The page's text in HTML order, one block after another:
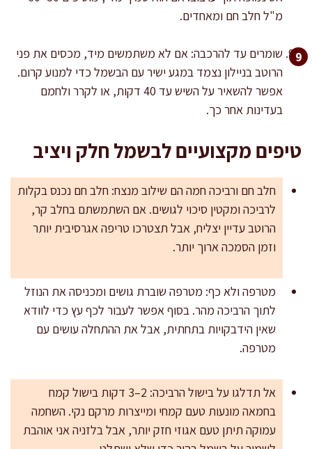
מ"ל חלב חם ומאחדים.
שומרים עד להרכבה: אם לא משתמשים מיד, מכסים את פני
הרוטב בניילון נצמד במגע ישיר עם הבשמל כדי למנוע קרום.
אפשר להשאיר על השיש עד 40 דקות, או לקרר ולחמם
בעדינות אחר כך.
טיפים מקצועיים לבשמל חלק ויציב
חלב חם ורביכה חמה הם שילוב מנצח: חלב חם נכנס בקלות
לרביכה ומקטין סיכוי לגושים. אם השתמשתם בחלב קר,
הרוטב עדיין יצליח, אבל תצטרכו טריפה אגרסיבית יותר
וזמן הסמכה ארוך יותר.
מטרפה ולא כף: מטרפה שוברת גושים ומכניסה את הנוזל
לתוך הרביכה מהר. בסוף אפשר לעבור לכף עץ כדי לוודא
שאין הידבקויות בתחתית, אבל את ההתחלה עושים עם
מטרפה.
אל תדלגו על בישול הרביכה: 2–3 דקות בישול קמח
בחמאה מונעות טעם קמחי ומייצרות מרקם נקי. השחמה
עמוקה תיתן טעם אגוזי חזק יותר, אבל בלזניה אני אוהבת